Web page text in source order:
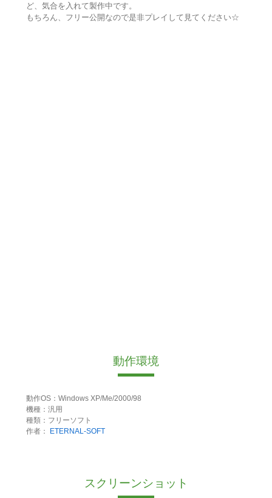
ど、気合を入れて製作中です。
もちろん、フリー公開なので是非プレイして見てください☆
動作環境
動作OS：Windows XP/Me/2000/98
機種：汎用
種類：フリーソフト
作者：
ETERNAL-SOFT
スクリーンショット